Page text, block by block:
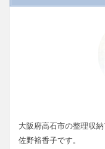
大阪府高石市の整理収
佐野裕香子です。